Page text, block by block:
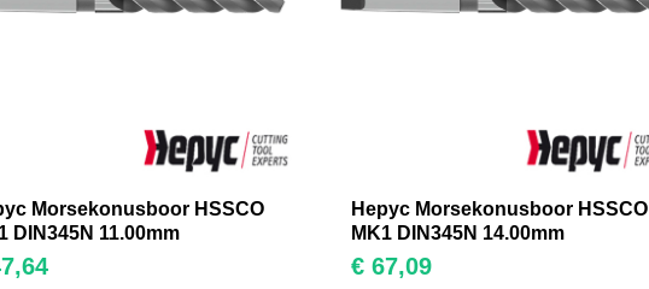
Morsekonusboor HSSCO
DIN345N 11.00mm
Hepyc Morsekonusboor HSSCO
MK1 DIN345N 14.00mm
€67,09